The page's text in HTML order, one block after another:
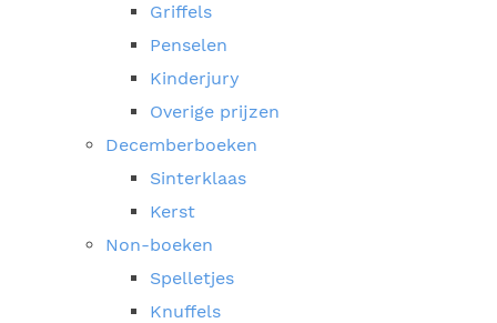
Griffels
Penselen
Kinderjury
Overige prijzen
Decemberboeken
Sinterklaas
Kerst
Non-boeken
Spelletjes
Knuffels